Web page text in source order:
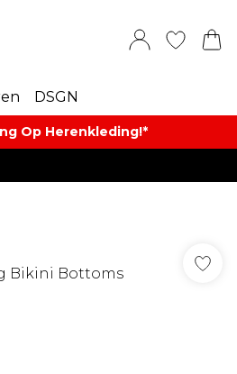
DSGN
Op Herenkleding​!*​
Bikini Bottoms